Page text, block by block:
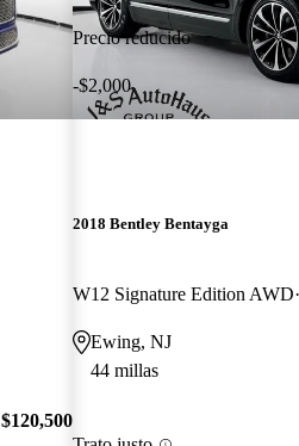
$120,500
Precio reducido
-$2,000
2018 Bentley Bentayga
W12 Signature Edition AWD
Ewing, NJ
44 millas